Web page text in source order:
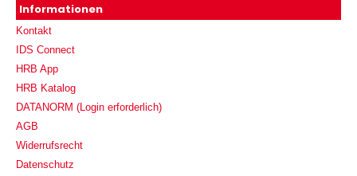
Informationen
Kontakt
IDS Connect
HRB App
HRB Katalog
DATANORM (Login erforderlich)
AGB
Widerrufsrecht
Datenschutz